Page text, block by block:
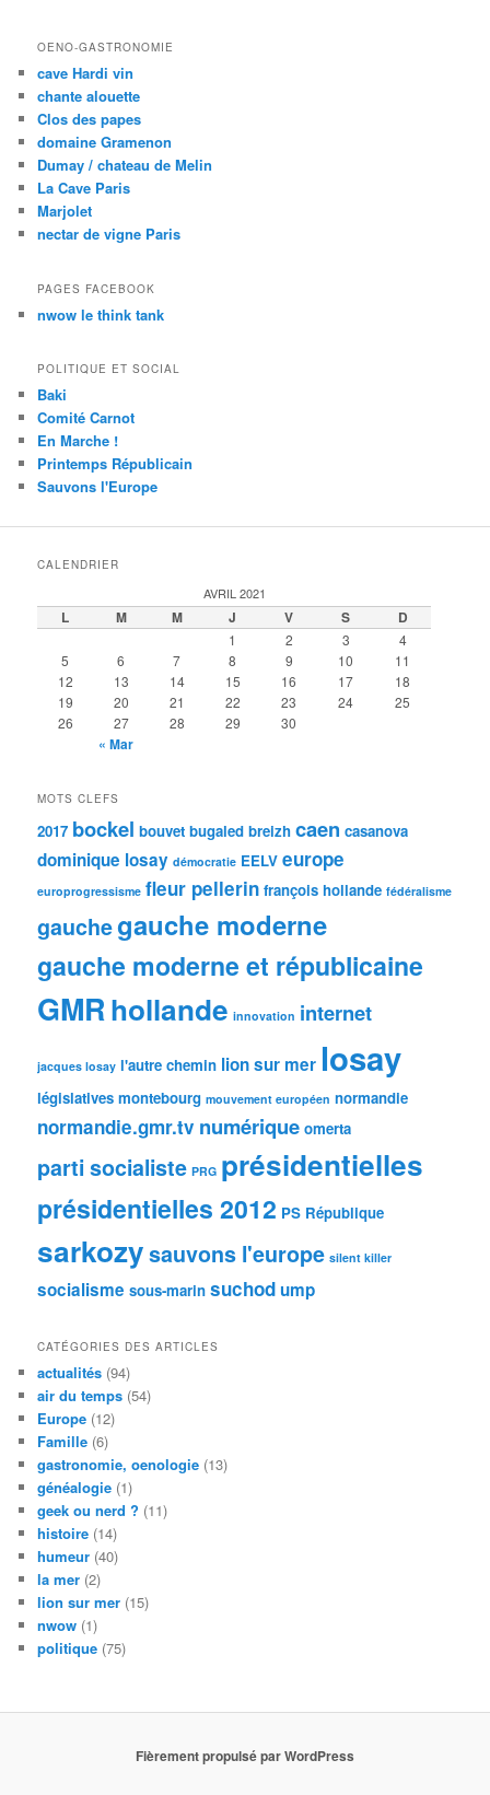
OENO-GASTRONOMIE
cave Hardi vin
chante alouette
Clos des papes
domaine Gramenon
Dumay / chateau de Melin
La Cave Paris
Marjolet
nectar de vigne Paris
PAGES FACEBOOK
nwow le think tank
POLITIQUE ET SOCIAL
Baki
Comité Carnot
En Marche !
Printemps Républicain
Sauvons l'Europe
CALENDRIER
AVRIL 2021
L M M J V S D
1 2 3
4
5
6 7 8 9 10
11
12
13 14 15 16 17
18
19
20 21 22 23 24
25
26
27 28 29 30
« Mar
MOTS CLEFS
2017 bockel bouvet bugaled breizh caen casanova
dominique losay démocratie EELV europe
europrogressisme fleur pellerin françois hollande fédéralisme
gauchegauche moderne
gauche moderne et républicaine
GMRhollande innovation internet
jacques losay l'autre chemin lion sur mer losay
législatives montebourg mouvement européen normandie
normandie.gmr.tv numérique omerta
parti socialiste PRG présidentielles
présidentielles 2012 PS République
sarkozysauvons l'europe silent killer
socialisme sous-marin suchodump
CATÉGORIES DES ARTICLES
actualités (94)
air du temps (54)
Europe (12)
Famille (6)
gastronomie, oenologie (13)
généalogie (1)
geek ou nerd ? (11)
histoire (14)
humeur (40)
la mer (2)
lion sur mer (15)
nwow (1)
politique (75)
Fièrement propulsé par WordPress